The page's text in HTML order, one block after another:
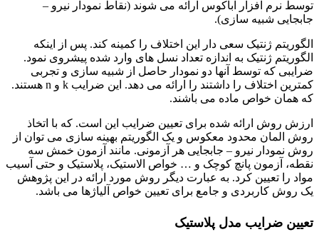
توسط نرم افزار آباکوس ارائه می شوند (نقاط نمودار نیرو –
جابجایی شبیه سازی).
الگوریتم ژنتیک سعی دار این اختلاف را کمینه کند. پس از اینکه
الگوریتم ژنتیک به اندازه تعداد نسل های وارد شده پیشروی نمود.
ضرایبی که توسط آنها دو نمودار حاصل از شبیه سازی و تجربی
کمترین اختلاف را داشتند را ارائه می دهد. این ضرایب k و n هستند.
که همان خواص ماده می باشند.
ارزش روش ارائه شده برای تعیین ضرایب این است. که با اتخاذ
روش المان محدود معکوس و یک الگوریتم بهینه سازی می توان از
روش نمودار نیرو – جابجایی هر آزمونی. مانند آزمون خمش سه
نقطه، آزمون پانچ کوچک و … خواص الاستیک، پلاستیک و حتی آسیب
مواد را تعیین کرد. به عبارت دیگر روش مورد ارائه در این پژوهش
یک روش کاربردی و جامع برای تعیین خواص آلیاژها می باشد.
تعیین ضرایب مدل پلاستیک